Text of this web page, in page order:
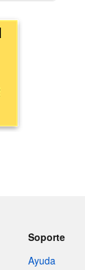
Soporte
Ayuda